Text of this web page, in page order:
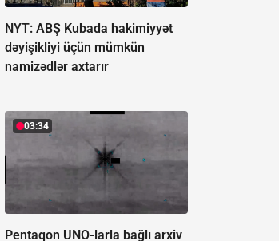
NYT: ABŞ Kubada hakimiyyət
dəyişikliyi üçün mümkün
namizədlər axtarır
03:34
Pentaqon UNO-larla bağlı arxiv